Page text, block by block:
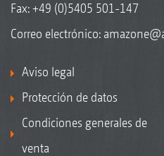
Fax: +49 (0)5405 501-147
Correo electrónico:
Aviso legal
Protección de datos
Condiciones generales de
venta